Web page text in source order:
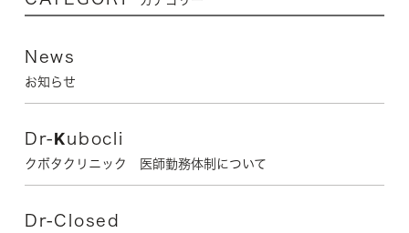
News
お知らせ
Dr-Kubocli
クボタクリニック 医師勤務体制について
Dr-Closed